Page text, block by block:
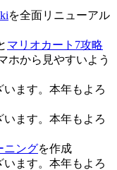
を全面リニューアル
マリオカート7攻略
ホから見やすいよう
ます。本年もよろ
ます。本年もよろ
ニングを作成
ます。本年もよろ